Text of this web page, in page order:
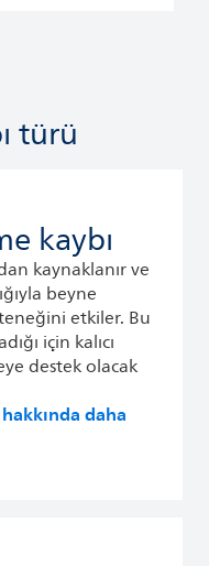
türü
kaybı
kaynaklanır ve
beyne
etkiler. Bu
için kalıcı
destek olacak
daha